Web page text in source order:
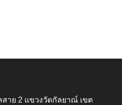
สาย 2 แขวงวัดกัลยาณ์ เขต